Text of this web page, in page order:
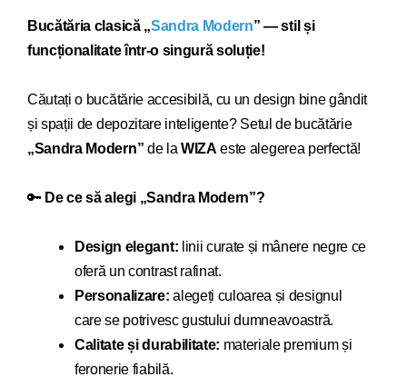
Bucătăria clasică „Sandra Modern” — stil și
funcționalitate într-o singură soluție!
Căutați o bucătărie accesibilă, cu un design bine gândit
și spații de depozitare inteligente? Setul de bucătărie
„SandraModern” de la WIZA este alegerea perfectă!
🔑 De ce să alegi „SandraModern”?
Design elegant: linii curate și mânere negre ce
oferă un contrast rafinat.
Personalizare: alegeți culoarea și designul
care se potrivesc gustului dumneavoastră.
Calitate și durabilitate: materiale premium și
feronerie fiabilă.